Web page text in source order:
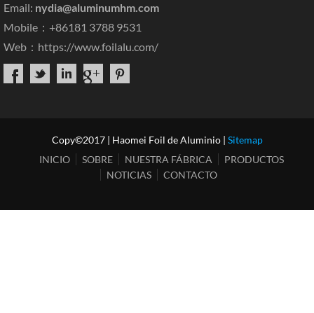
Email: nydia@aluminumhm.com
Mobile：+86181 3788 9531
Web： https://www.foilalu.com/
Copy©2017 | Haomei Foil de Aluminio | Sitemap
INICIO
SOBRE NUESTRA FÁBRICA
PRODUCTOS
NOTICIAS
CONTACTO